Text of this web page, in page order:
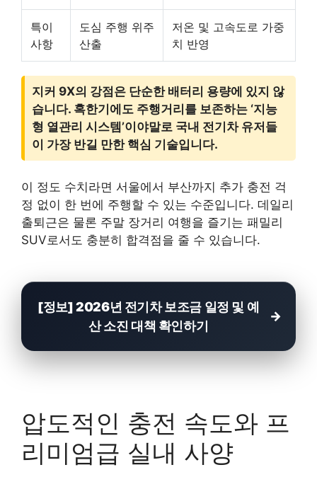
특이
사항
도심 주행 위주
산출
저온 및 고속도로 가중
치 반영
지커 9X의 강점은 단순한 배터리 용량에 있지 않
습니다. 혹한기에도 주행거리를 보존하는 ‘지능
형 열관리 시스템’이야말로 국내 전기차 유저들
이 가장 반길 만한 핵심 기술입니다.
이 정도 수치라면 서울에서 부산까지 추가 충전 걱
정 없이 한 번에 주행할 수 있는 수준입니다. 데일리
출퇴근은 물론 주말 장거리 여행을 즐기는 패밀리
SUV로서도 충분히 합격점을 줄 수 있습니다.
[정보] 2026년 전기차 보조금 일정 및 예
산 소진 대책 확인하기
압도적인 충전 속도와 프
리미엄급 실내 사양